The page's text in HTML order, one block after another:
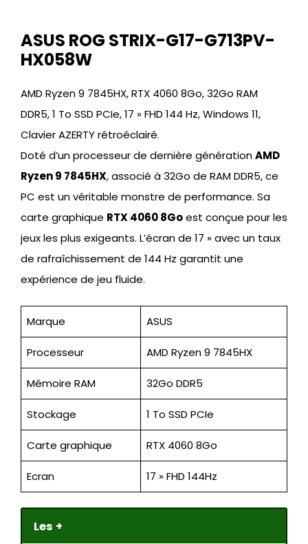
ASUS ROG STRIX-G17-G713PV-
HX058W
AMD Ryzen 9 7845HX, RTX 4060 8Go, 32Go RAM
DDR5, 1 To SSD PCIe, 17 » FHD 144 Hz, Windows 11,
Clavier AZERTY rétroéclairé.
Doté d’un processeur de dernière générationAMD
Ryzen 9 7845HX, associé à 32Go de RAM DDR5, ce
PC est un véritable monstre de performance. Sa
carte graphique RTX 4060 8Goest conçue pour les
jeux les plus exigeants. L’écran de 17 » avec un taux
de rafraîchissement de 144 Hz garantit une
expérience de jeu fluide.
Marque ASUS
Processeur AMD Ryzen 9 7845HX
Mémoire RAM 32Go DDR5
Stockage 1 To SSD PCIe
Carte graphique RTX 4060 8Go
Ecran 17 » FHD 144Hz
Les +